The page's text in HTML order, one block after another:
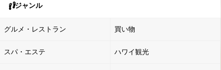
ジャンル
グルメ・レストラン 買い物
スパ・エステ ハワイ観光